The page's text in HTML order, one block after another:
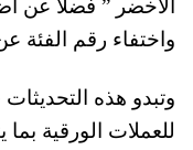
الاخضر ” فضلا عن
واختفاء رقم الفئة
وتبدو هذه
للعملات الورقية